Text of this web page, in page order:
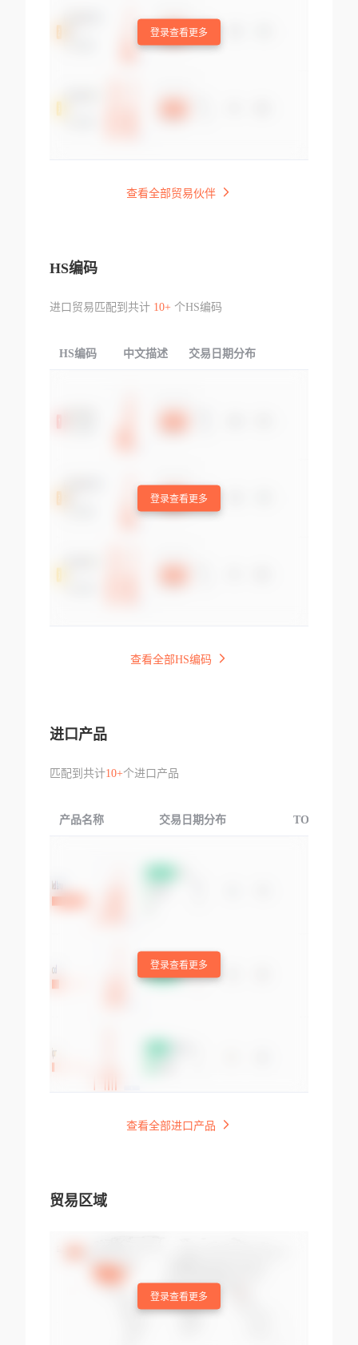
登录查看更多
查看全部贸易伙伴
HS编码
进口贸易匹配到共计 10+个HS编码
HS编码 中文描述 交易日期分布
登录查看更多
查看全部HS编码
进口产品
匹配到共计10+个进口产品
产品名称 交易日期分布 TOP3交易国
登录查看更多
查看全部进口产品
贸易区域
登录查看更多